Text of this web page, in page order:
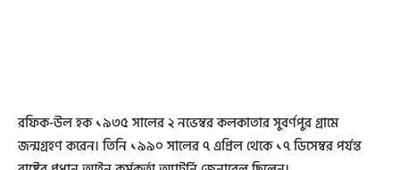
রফিক-উল হক ১৯৩৫ সালের ২ নভেম্বর কলকাতার সুবর্ণপুর গ্রামে
জন্মগ্রহণ করেন। তিনি ১৯৯০ সালের ৭ এপ্রিল থেকে ১৭ ডিসেম্বর পর্যন্ত